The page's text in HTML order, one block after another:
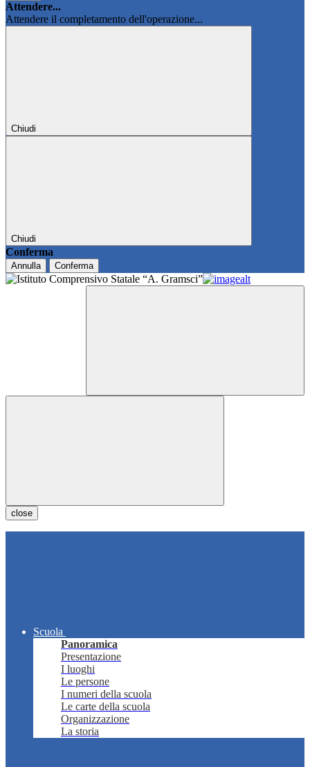
Attendere...
Attendere il completamento dell'operazione...
Chiudi
Chiudi
Conferma
Annulla Conferma
close
Scuola
Panoramica
Presentazione
I luoghi
Le persone
I numeri della scuola
Le carte della scuola
Organizzazione
La storia